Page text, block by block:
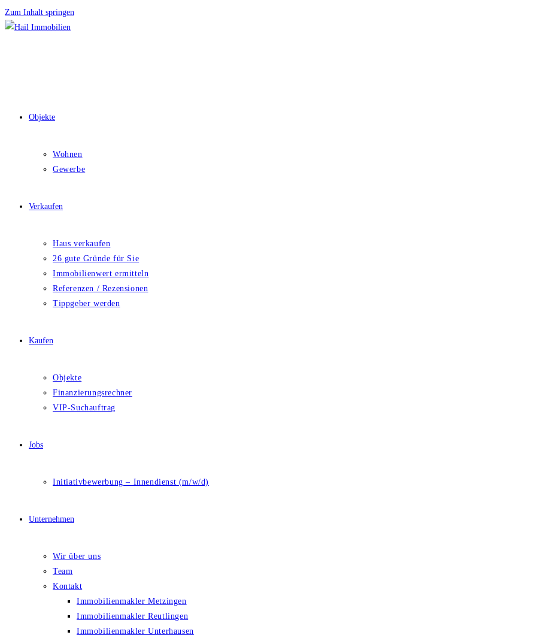
Zum Inhalt springen
Objekte
Wohnen
Gewerbe
Verkaufen
Haus verkaufen
26 gute Gründe für Sie
Immobilienwert ermitteln
Referenzen / Rezensionen
Tippgeber werden
Kaufen
Objekte
Finanzierungsrechner
VIP-Suchauftrag
Jobs
Initiativbewerbung – Innendienst (m/w/d)
Unternehmen
Wir über uns
Team
Kontakt
Immobilienmakler Metzingen
Immobilienmakler Reutlingen
Immobilienmakler Unterhausen